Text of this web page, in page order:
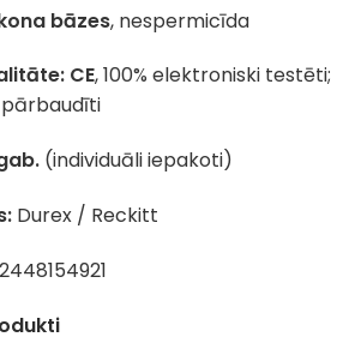
bāzes, nespermicīda
CE, 100% elektroniski testēti;
(individuāli iepakoti)
Durex / Reckitt